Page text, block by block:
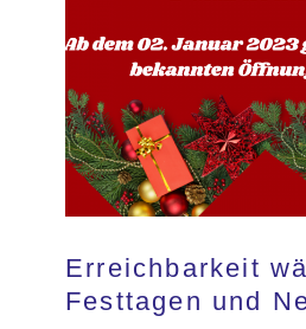
Katalog
Partner
Kundendienst
Kontakt
Erreichbarkeit
Festtagen und